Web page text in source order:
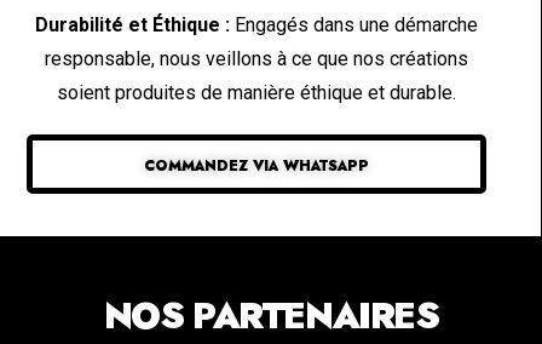
Durabilité et Éthique : Engagés dans une démarche
responsable, nous veillons à ce que nos créations
soient produites de manière éthique et durable.
COMMANDEZ VIA WHATSAPP
NOS PARTENAIRES